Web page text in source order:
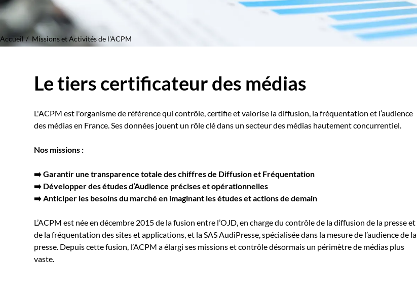
Accueil Missions et Activités de l'ACPM
Le tiers certificateur des médias
L'ACPM est l'organisme de référence qui contrôle, certifie et valorise la diffusion, la fréquentation et l’audience
des médias en France. Ses données jouent un rôle clé dans un secteur des médias hautement concurrentiel.
Nos missions :
➡️ Garantir une transparence totale des chiffres de Diffusion et Fréquentation
➡️ Développer des études d’Audience précises et opérationnelles
➡️ Anticiper les besoins du marché en imaginant les études et actions de demain
L’ACPM est née en décembre 2015 de la fusion entre l’OJD, en charge du contrôle de la diffusion de la presse et
de la fréquentation des sites et applications, et la SAS AudiPresse, spécialisée dans la mesure de l’audience de la
presse. Depuis cette fusion, l’ACPM a élargi ses missions et contrôle désormais un périmètre de médias plus
vaste.